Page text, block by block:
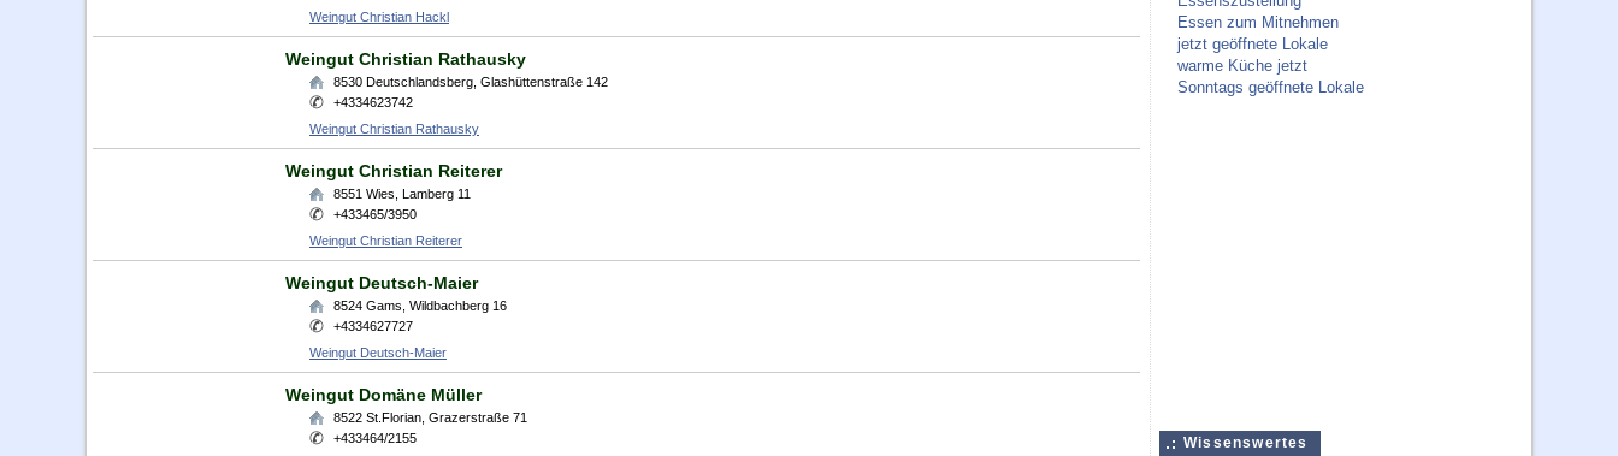
Weingut Christian Hackl
Weingut Christian Rathausky
8530 Deutschlandsberg Glashüttenstraße 142
+4334623742
Weingut Christian Rathausky
Weingut Christian Reiterer
8551 Wies Lamberg 11
+433465/3950
Weingut Christian Reiterer
Weingut Deutsch-Maier
8524 Gams Wildbachberg 16
+4334627727
Weingut Deutsch-Maier
Weingut Domäne Müller
8522 St.Florian Grazerstraße 71
+433464/2155
Essen zum Mitnehmen
jetzt geöffnete Lokale
warme Küche jetzt
Sonntags geöffnete Lokale
Wissenswertes